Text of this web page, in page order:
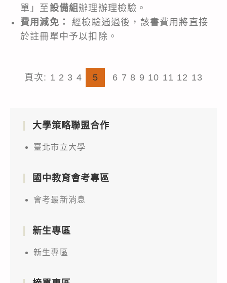
單」至 設備組辦理辦理檢驗。
費用減免：
經檢驗通過後，該書費用將直接
於註冊單中予以扣除。
頁次: 1 2 3 4 5 6 7 8 9 10 11 12 13
大學策略聯盟合作
臺北市立大學
國中教育會考專區
會考最新消息
新生專區
新生專區